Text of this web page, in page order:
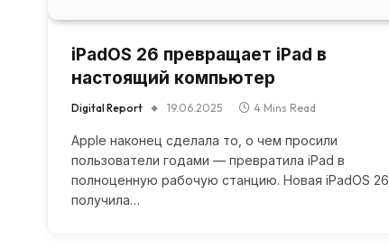
iPadOS 26 превращает iPad в
настоящий компьютер
Digital Report 19.06.2025 4 Mins Read
Apple наконец сделала то, о чем просили
пользователи годами — превратила iPad в
полноценную рабочую станцию. Новая iPadOS 26
получила…